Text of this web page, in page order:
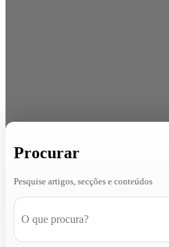
Procurar
Pesquise artigos, secções e conteúdos